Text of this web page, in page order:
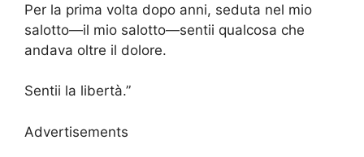
Per la prima volta dopo anni, seduta nel mio
salotto—il mio salotto—sentii qualcosa che
andava oltre il dolore.
Sentii la libertà.”
Advertisements